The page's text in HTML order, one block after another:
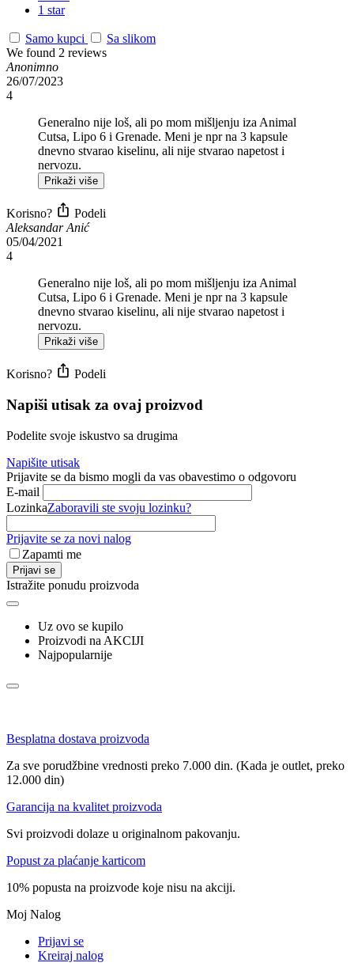
1 star
Samo kupci
Sa slikom
We found 2 reviews
Anonimno
26/07/2023
4
Generalno nije loš, ali po mom mišljenju iza Animal
Cutsa, Lipo 6 i Grenade. Meni je npr na 3 kapsule
dnevno stvarao kiselinu, ali nije stvarao napetost i
nervozu.
Prikaži više
Korisno?
Podeli
Aleksandar Anić
05/04/2021
4
Generalno nije loš, ali po mom mišljenju iza Animal
Cutsa, Lipo 6 i Grenade. Meni je npr na 3 kapsule
dnevno stvarao kiselinu, ali nije stvarao napetost i
nervozu.
Prikaži više
Korisno? Podeli
Napiši utisak za ovaj proizvod
Podelite svoje iskustvo sa drugima
Napišite utisak
Prijavite se da bismo mogli da vas obavestimo o odgovoru
E-mail
LozinkaZaboravili ste svoju lozinku?
Prijavite se za novi nalog
Zapamti me
Prijavi se
Istražite ponudu proizvoda
Uz ovo se kupilo
Proizvodi na AKCIJI
Najpopularnije
Besplatna dostava proizvoda
Za sve porudžbine vrednosti preko 7.000 din. (Kada je outlet, preko
12.000 din)
Garancija na kvalitet proizvoda
Svi proizvodi dolaze u originalnom pakovanju.
Popust za plaćanje karticom
10% popusta na proizvode koje nisu na akciji.
Moj Nalog
Prijavi se
Kreiraj nalog